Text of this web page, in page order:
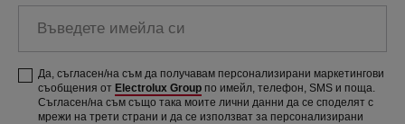
Да, съгласен/на съм да получавам персонализирани маркетингови
съобщения от Electrolux Group по имейл, телефон, SMS и поща.
Съгласен/на съм също така моите лични данни да се споделят с
мрежи на трети страни и да се използват за персонализирани